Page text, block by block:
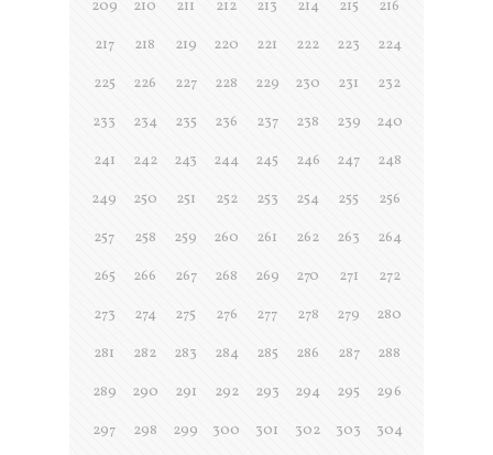
209 210 211 212 213 214 215
216
217
218 219 220 221 222 223
224
225
226 227 228 229 230 231
232
233
234 235 236 237 238 239
240
241
242 243 244 245 246 247
248
249
250 251 252 253 254 255
256
257
258 259 260 261 262 263
264
265
266 267 268 269 270 271
272
273
274 275 276 277 278 279
280
281
282 283 284 285 286 287
288
289
290 291 292 293 294 295
296
297
298 299 300 301 302 303
304